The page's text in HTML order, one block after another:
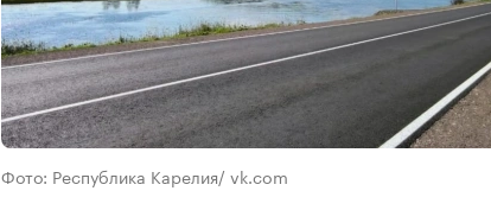
Фото: Республика Карелия/ vk.com